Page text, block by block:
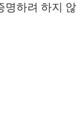
명하려 하지 않